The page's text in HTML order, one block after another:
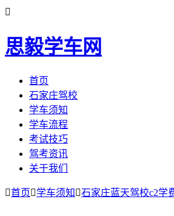

思毅学车网
首页
石家庄驾校
学车须知
学车流程
考试技巧
驾考资讯
关于我们
首页学车须知 石家庄蓝天驾校c2学